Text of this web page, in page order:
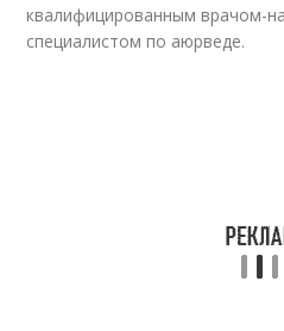
квалифицированным врачом-
специалистом по аюрведе.